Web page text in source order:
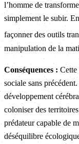
l’homme de
simplement le subir.
façonner des outils
manipulation de la
Conséquences :Cette
sociale sans
développement
coloniser des
prédateur capable de
déséquilibre